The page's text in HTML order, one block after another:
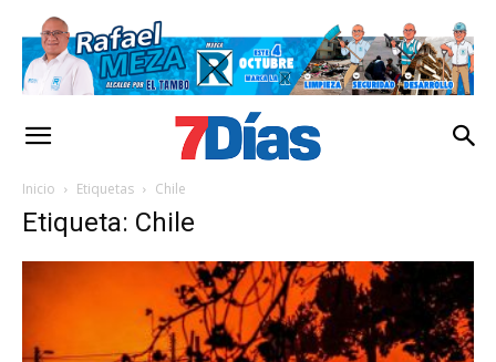
Inicio Etiquetas Chile
Etiqueta: Chile